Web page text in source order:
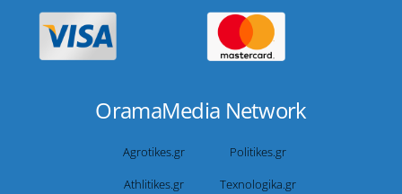
OramaMedia Network
Agrotikes.gr
Politikes.gr
Athlitikes.gr
Texnologika.gr